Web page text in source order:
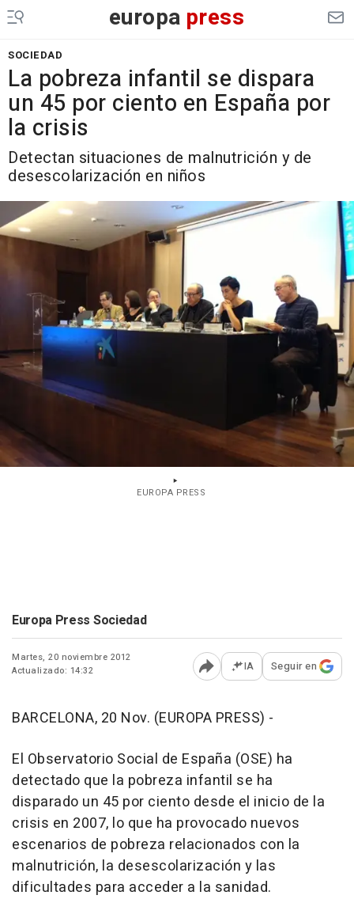
europa press
SOCIEDAD
La pobreza infantil se dispara
un 45 por ciento en España por
la crisis
Detectan situaciones de malnutrición y de
desescolarización en niños
EUROPA PRESS
Europa Press Sociedad
Martes, 20 noviembre 2012
Actualizado: 14:32
Abrir opciones para
IA Seguir en
BARCELONA, 20 Nov. (EUROPA PRESS) -
El Observatorio Social de España (OSE) ha
detectado que la pobreza infantil se ha
disparado un 45 por ciento desde el inicio de la
crisis en 2007, lo que ha provocado nuevos
escenarios de pobreza relacionados con la
malnutrición, la desescolarización y las
dificultades para acceder a la sanidad.